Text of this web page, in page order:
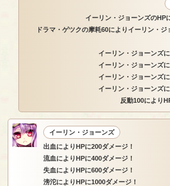
イーリン・ジョーンズのHP
ドラマ・ゲツクの摩耗60によりイーリン・
イーリン・ジョーンズ
イーリン・ジョーンズ
イーリン・ジョーンズ
イーリン・ジョーンズ
反動100により
イーリン・ジョーンズ
出血によりHPに200ダメージ！
流血によりHPに400ダメージ！
失血によりHPに600ダメージ！
滂沱によりHPに1000ダメージ！